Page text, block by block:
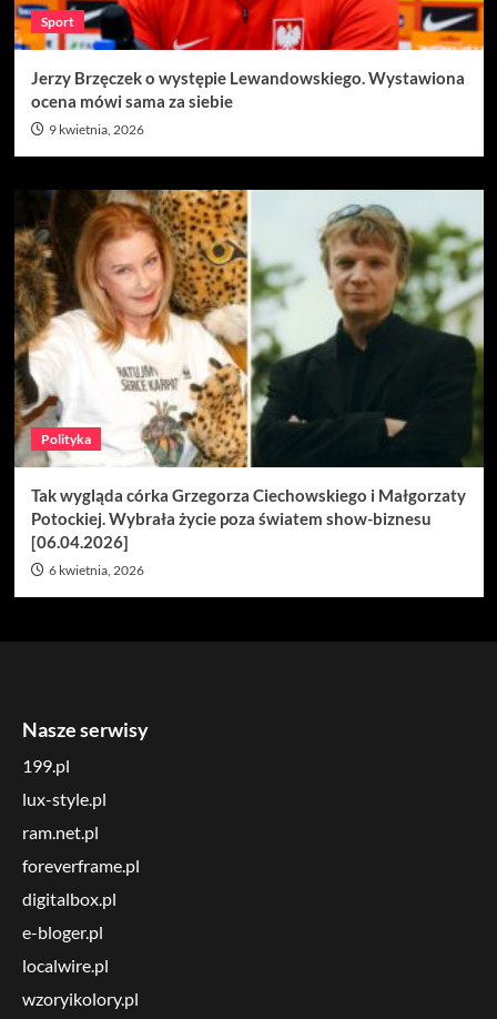
Sport
Jerzy Brzęczek o występie Lewandowskiego. Wystawiona
ocena mówi sama za siebie
9 kwietnia, 2026
Polityka
Tak wygląda córka Grzegorza Ciechowskiego i Małgorzaty
Potockiej. Wybrała życie poza światem show-biznesu
[06.04.2026]
6 kwietnia, 2026
Nasze serwisy
199.pl
lux-style.pl
ram.net.pl
foreverframe.pl
digitalbox.pl
e-bloger.pl
localwire.pl
wzoryikolory.pl